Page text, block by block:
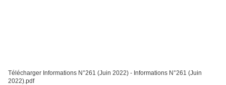
Télécharger Informations N°261 (Juin 2022) - Informations N°261 (Juin
2022).pdf